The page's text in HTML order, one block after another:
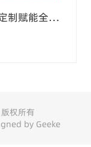
制赋能全球
权所有
by Geeke